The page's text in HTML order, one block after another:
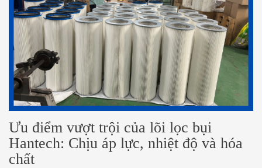
Ưu điểm vượt trội của lõi lọc bụi
Hantech: Chịu áp lực, nhiệt độ và hóa
chất